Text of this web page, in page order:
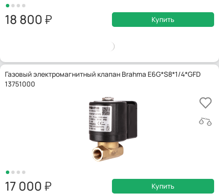
18 800 Купить
Газовый электромагнитный клапан Brahma E6G*S8*1/4*GFD
13751000
17 000 Купить